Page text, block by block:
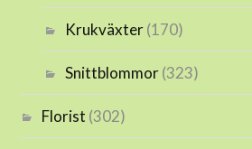
Krukväxter(170)
Snittblommor(323)
Florist (302)